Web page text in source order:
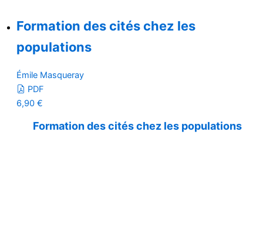
Formation des cités chez les
populations
Émile Masqueray
PDF
6,90 €
Formation des cités chez les populations